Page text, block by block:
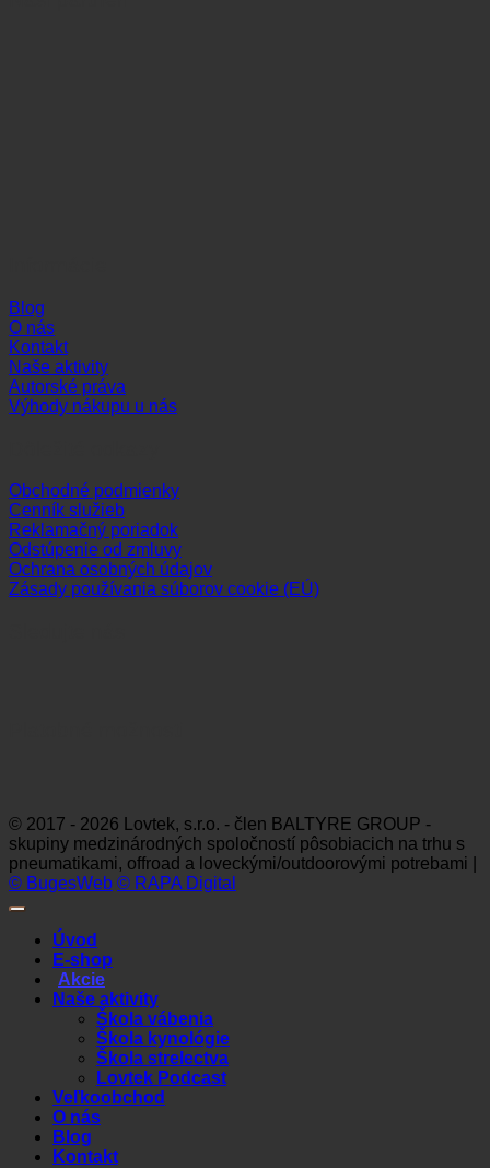
Blog
O nás
Kontakt
Naše aktivity
Autorské práva
Výhody nákupu u nás
Obchodné podmienky
Cenník služieb
Reklamačný poriadok
Odstúpenie od zmluvy
Ochrana osobných údajov
Zásady používania súborov cookie (EÚ)
© 2017 - 2026 Lovtek, s.r.o. - člen BALTYRE GROUP -
skupiny medzinárodných spoločností pôsobiacich na trhu s
pneumatikami, offroad a loveckými/outdoorovými potrebami |
© BugesWeb © RAPA Digital
Úvod
E-shop
Akcie
Naše aktivity
Škola vábenia
Škola kynológie
Škola strelectva
Lovtek Podcast
Veľkoobchod
O nás
Blog
Kontakt